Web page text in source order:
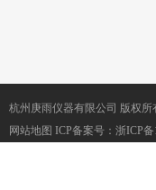
杭州庚雨仪器有限公司 版权所
网站地图 ICP备案号： 浙ICP备